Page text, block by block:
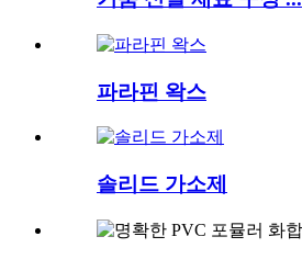
파라핀 왁스
솔리드 가소제